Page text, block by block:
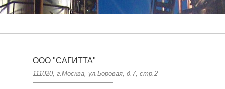
ООО "САГИТТА"
111020, г.Москва, ул.Боровая, д.7, стр.2